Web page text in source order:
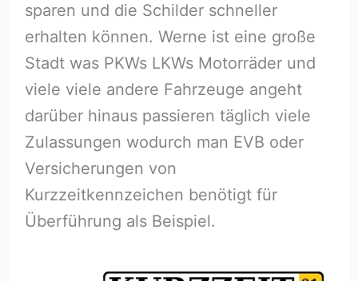
sparen und die Schilder schneller
erhalten können. Werne ist eine große
Stadt was PKWs LKWs Motorräder und
viele viele andere Fahrzeuge angeht
darüber hinaus passieren täglich viele
Zulassungen wodurch man EVB oder
Versicherungen von
Kurzzeitkennzeichen benötigt für
Überführung als Beispiel.